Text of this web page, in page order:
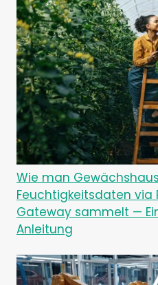
Wie man
Feuchtigkeitsdaten via
Gateway sammelt —
Anleitung